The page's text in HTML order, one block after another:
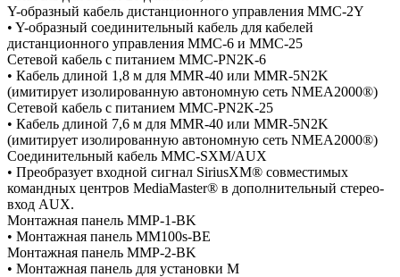
Y-образный кабель дистанционного управления ММC-2Y
• Y-образный соединительный кабель для кабелей
дистанционного управления ММC-6 и ММC-25
Сетевой кабель с питанием ММC-PN2K-6
• Кабель длиной 1,8 м для ММR-40 или ММR-5N2K
(имитирует изолированную автономную сеть NMEA2000®)
Сетевой кабель с питанием ММC-PN2K-25
• Кабель длиной 7,6 м для ММR-40 или ММR-5N2K
(имитирует изолированную автономную сеть NMEA2000®)
Соединительный кабель ММC-SXM/AUX
• Преобразует входной сигнал SiriusXM® совместимых
командных центров MediaMaster® в дополнительный стерео-
вход AUX.
Монтажная панель ММP-1-BK
• Монтажная панель ММ100s-BE
Монтажная панель ММP-2-BK
• Монтажная панель для установки М